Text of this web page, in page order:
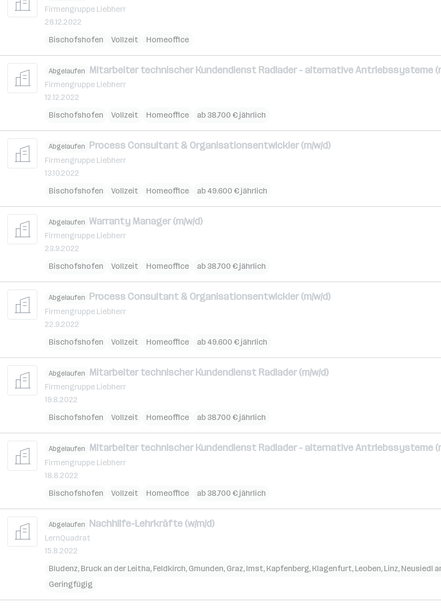
Firmengruppe Liebherr
28.12.2022
Bischofshofen
Vollzeit Homeoffice
Abgelaufen Mitarbeiter technischer Kundendienst Radlader - alternative Antriebssysteme
Firmengruppe Liebherr
12.12.2022
Bischofshofen
Vollzeit Homeoffice ab 38.700 € jährlich
Abgelaufen Process Consultant & Organisationsentwickler (m/w/d)
Firmengruppe Liebherr
13.10.2022
Bischofshofen
Vollzeit Homeoffice ab 49.600 € jährlich
Abgelaufen Warranty Manager (m/w/d)
Firmengruppe Liebherr
23.9.2022
Bischofshofen
Vollzeit Homeoffice ab 38.700 € jährlich
Abgelaufen Process Consultant & Organisationsentwickler (m/w/d)
Firmengruppe Liebherr
22.9.2022
Bischofshofen
Vollzeit Homeoffice ab 49.600 € jährlich
Abgelaufen Mitarbeiter technischer Kundendienst Radlader (m/w/d)
Firmengruppe Liebherr
19.8.2022
Bischofshofen
Vollzeit Homeoffice ab 38.700 € jährlich
Abgelaufen Mitarbeiter technischer Kundendienst Radlader - alternative Antriebssysteme
Firmengruppe Liebherr
18.8.2022
Bischofshofen
Vollzeit Homeoffice ab 38.700 € jährlich
Abgelaufen Nachhilfe-Lehrkräfte (w/m/d)
LernQuadrat
15.8.2022
Bludenz, Bruck an der Leitha, Feldkirch, Gmunden, Graz, Imst, Kapfenberg, Klagenfurt, Leoben, Linz, Neusiedl
Geringfügig